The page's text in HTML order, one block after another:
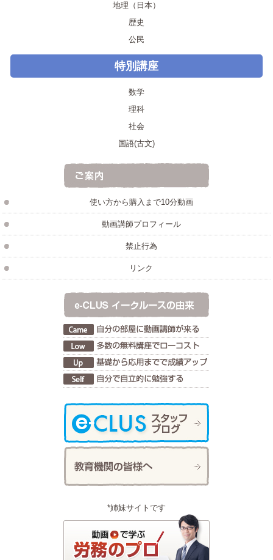
地理（日本）
歴史
公民
特別講座
数学
理科
社会
国語(古文)
使い方から購入まで10分動画
動画講師プロフィール
禁止行為
リンク
*姉妹サイトです